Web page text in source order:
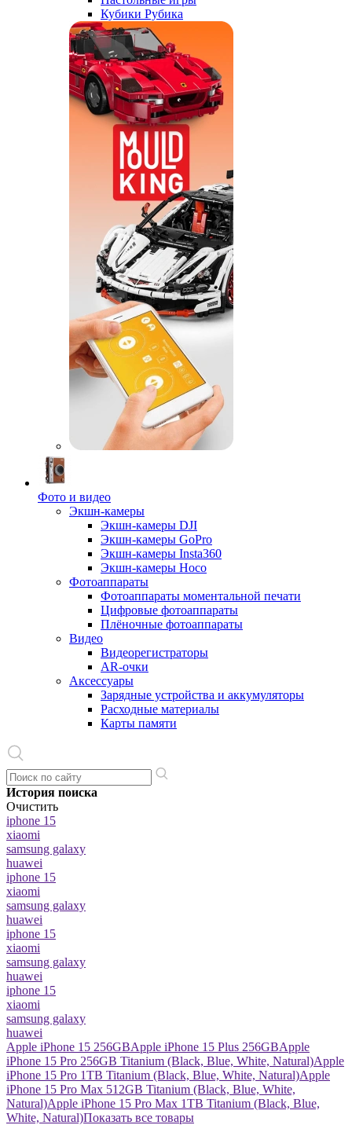
Кубики Рубика
Фото и видео
Экшн-камеры
Экшн-камеры DJI
Экшн-камеры GoPro
Экшн-камеры Insta360
Экшн-камеры Hoco
Фотоаппараты
Фотоаппараты моментальной печати
Цифровые фотоаппараты
Плёночные фотоаппараты
Видео
Видеорегистраторы
AR-очки
Аксессуары
Зарядные устройства и аккумуляторы
Расходные материалы
Карты памяти
История поиска
Очистить
iphone 15
xiaomi
samsung galaxy
huawei
iphone 15
xiaomi
samsung galaxy
huawei
iphone 15
xiaomi
samsung galaxy
huawei
iphone 15
xiaomi
samsung galaxy
huawei
Apple iPhone 15 256GBApple iPhone 15 Plus 256GBApple
iPhone 15 Pro 256GB Titanium (Black, Blue, White, Natural)Apple
iPhone 15 Pro 1TB Titanium (Black, Blue, White, Natural)Apple
iPhone 15 Pro Max 512GB Titanium (Black, Blue, White,
Natural)Apple iPhone 15 Pro Max 1TB Titanium (Black, Blue,
White, Natural)Показать все товары